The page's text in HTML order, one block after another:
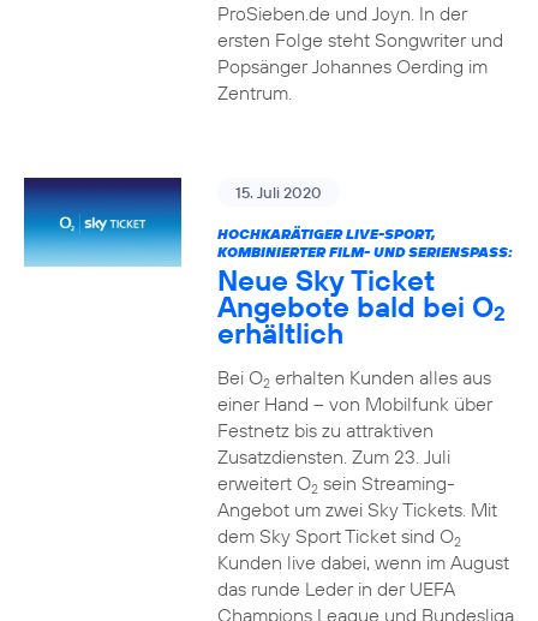
ProSieben.de und Joyn. In der
ersten Folge steht Songwriter und
Popsänger Johannes Oerding im
Zentrum.
15. Juli 2020
HOCHKARÄTIGER LIVE-SPORT,
KOMBINIERTER FILM- UND SERIENSPASS:
Neue Sky Ticket
Angebote bald bei O2
erhältlich
Bei O2erhalten Kunden alles aus
einer Hand – von Mobilfunk über
Festnetz bis zu attraktiven
Zusatzdiensten. Zum 23. Juli
erweitert O2sein Streaming-
Angebot um zwei Sky Tickets. Mit
dem Sky Sport Ticket sind O2
Kunden live dabei, wenn im August
das runde Leder in der UEFA
Champions League und Bundesliga